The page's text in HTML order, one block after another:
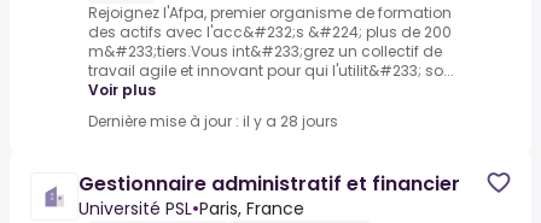
Rejoignez l'Afpa, premier organisme de formation
des actifs avec l'acc&#232;s &#224; plus de 200
m&#233;tiers.Vous int&#233;grez un collectif de
travail agile et innovant pour qui l'utilit&#233; so...
Voir plus
Dernière mise à jour : il y a 28 jours
Gestionnaire administratif et financier
Université PSL•Paris, France